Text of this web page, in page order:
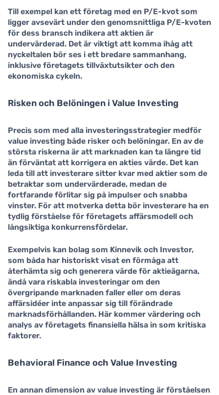
Till exempel kan ett företag med en P/E-kvot som
ligger avsevärt under den genomsnittliga P/E-kvoten
för dess bransch indikera att aktien är
undervärderad. Det är viktigt att komma ihåg att
nyckeltalen bör ses i ett bredare sammanhang,
inklusive företagets tillväxtutsikter och den
ekonomiska cykeln.
Risken och Belöningen i Value Investing
Precis som med alla investeringsstrategier medför
value investing både risker och belöningar. En av de
största riskerna är att marknaden kan ta längre tid
än förväntat att korrigera en akties värde. Det kan
leda till att investerare sitter kvar med aktier som de
betraktar som undervärderade, medan de
fortfarande förlitar sig på impulser och snabba
vinster. För att motverka detta bör investerare ha en
tydlig förståelse för företagets affärsmodell och
långsiktiga konkurrensfördelar.
Exempelvis kan bolag som Kinnevik och Investor,
som båda har historiskt visat en förmåga att
återhämta sig och generera värde för aktieägarna,
ändå vara riskabla investeringar om den
övergripande marknaden faller eller om deras
affärsidéer inte anpassar sig till förändrade
marknadsförhållanden. Här kommer värdering och
analys av företagets finansiella hälsa in som kritiska
faktorer.
Behavioral Finance och Value Investing
En annan dimension av value investing är förståelsen